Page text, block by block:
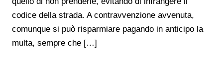
codice della strada. A contravvenzione avvenuta,
comunque si può risparmiare pagando in anticipo la
multa, sempre che […]